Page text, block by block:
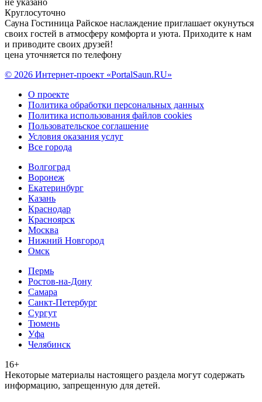
Круглосуточно
Сауна Гостиница Райское наслаждение приглашает окунуться
своих гостей в атмосферу комфорта и уюта. Приходите к нам
и приводите своих друзей!
цена уточняется по телефону
© 2026 Интернет-проект «PortalSaun.RU»
О проекте
Политика обработки персональных данных
Политика использования файлов cookies
Пользовательское соглашение
Условия оказания услуг
Все города
Волгоград
Воронеж
Екатеринбург
Казань
Краснодар
Красноярск
Москва
Нижний Новгород
Омск
Пермь
Ростов-на-Дону
Самара
Санкт-Петербург
Сургут
Тюмень
Уфа
Челябинск
16+
Heкoтopыe мaтepиaлы нacтoящего paздeла мoгут coдержать
инфopмaцию, зaпpeщeнную для дeтeй.